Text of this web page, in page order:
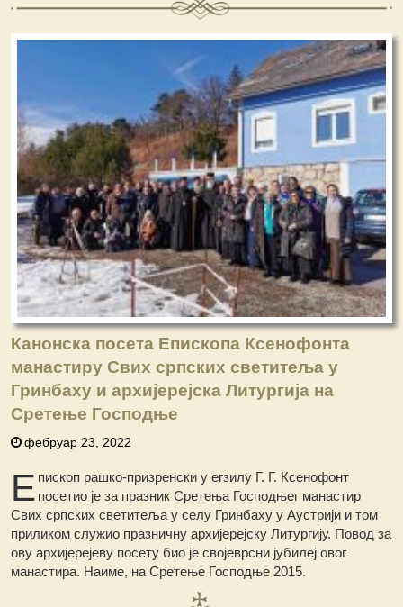
Канонска посета Епископа Ксенофонта
манастиру Свих српских светитеља у
Гринбаху и архијерејска Литургија на
Сретење Господње
фебруар 23, 2022
Е пископ рашко-призренски у егзилу Г. Г. Ксенофонт
посетио је за празник Сретења Господњег манастир
Свих српских светитеља у селу Гринбаху у Аустрији и том
приликом служио празничну архијерејску Литургију. Повод за
ову архијерејеву посету био је својеврсни јубилеј овог
манастира. Наиме, на Сретење Господње 2015.